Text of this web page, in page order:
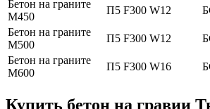
Бетон на граните
М450
П5 F300 W12
Бетон на граните
М500
П5 F300 W12
Бетон на граните
М600
П5 F300 W16
Купить бетон на гравии